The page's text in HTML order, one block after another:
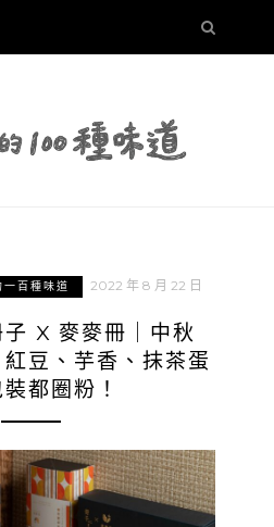
一百種味道 2022 年 8 月 22 日
子 X 麥麥冊｜中秋
豆、芋香、抹茶蛋
都圈粉！